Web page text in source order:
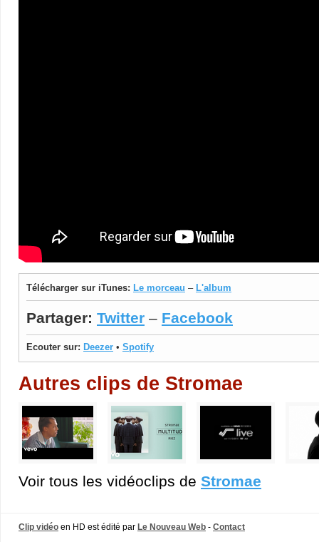
Télécharger sur iTunes: Le morceau – L'album
Partager: Twitter – Facebook
Ecouter sur: Deezer • Spotify
Autres clips de Stromae
Voir tous les vidéoclips de Stromae
Clip vidéo en HD est édité par Le Nouveau Web - Contact